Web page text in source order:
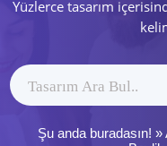
Yüzlerce tasarım
Şu anda buradasın! »